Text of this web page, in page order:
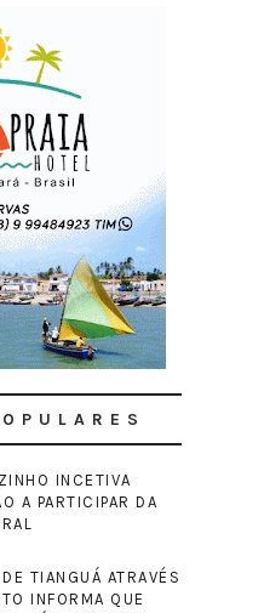
INCETIVA
A PARTICIPAR DA
TIANGUÁ ATRAVÉS
INFORMA QUE